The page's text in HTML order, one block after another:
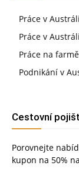
Práce v
Práce v
Práce na farmě
Podnikání v
Cestovní
Porovnejte
kupon na 50%